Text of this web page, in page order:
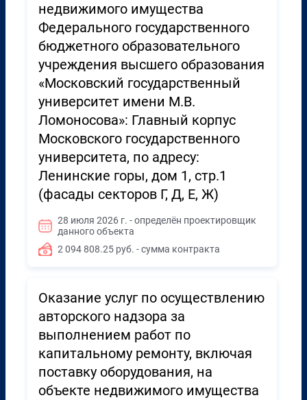
недвижимого имущества
Федерального государственного
бюджетного образовательного
учреждения высшего образования
«Московский государственный
университет имени М.В.
Ломоносова»: Главный корпус
Московского государственного
университета, по адресу:
Ленинские горы, дом 1, стр.1
(фасады секторов Г, Д, Е, Ж)
28 июля 2026 г. - определён проектировщик
данного объекта
2 094 808.25 руб. - сумма контракта
Оказание услуг по осуществлению
авторского надзора за
выполнением работ по
капитальному ремонту, включая
поставку оборудования, на
объекте недвижимого имущества